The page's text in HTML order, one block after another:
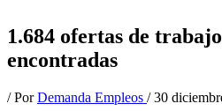
1.684 ofertas de
encontradas
/ PorDemanda Empleos /30